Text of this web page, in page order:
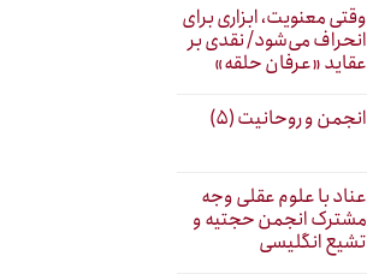
وقتی معنویت، ابزاری برای
انحراف می‌شود/ نقدی بر
عقاید «عرفان حلقه»
انجمن و روحانیت (۵)
عناد با علوم عقلی وجه
مشترک انجمن حجتیه و
تشیع انگلیسی